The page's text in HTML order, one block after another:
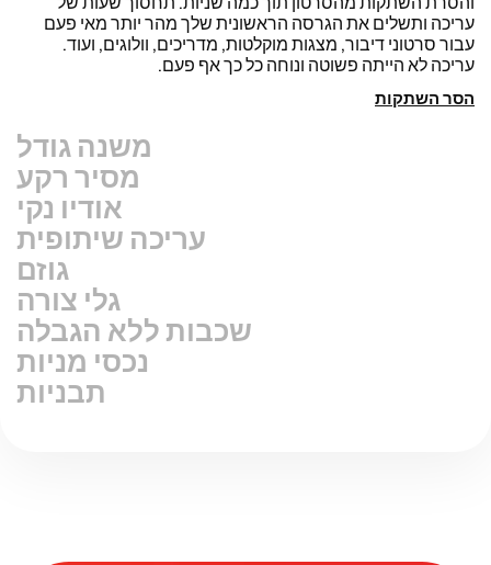
שחזר סרטונים במהירות והפוך אותם למקצועיים יותר עם תכונת
Resize Canvas שלנו! בכמה לחיצות בודדות, תוכל לקחת סרטון
אחד ולהתאים אותו לגודל הנכון לכל פלטפורמה אחרת, בין אם זה
מקום אחר.
מסיר רקע
אודיו נקי
עריכה שיתופית
גוזם
גלי צורה
שכבות ללא הגבלה
נכסי מניות
תבניות